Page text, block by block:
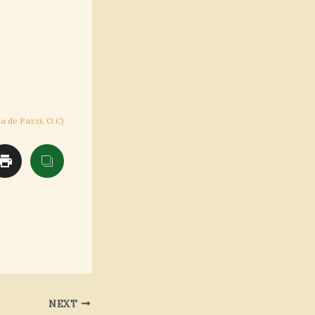
de Pazzi, O.C)
NEXT